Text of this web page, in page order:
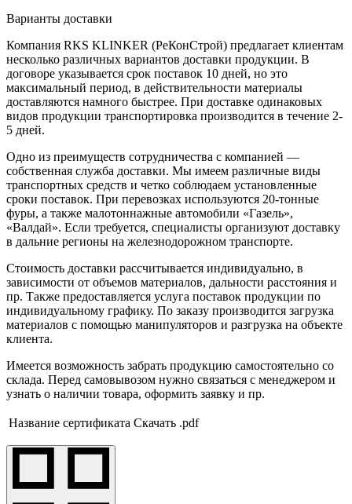
Варианты доставки
Компания RKS KLINKER (РеКонСтрой) предлагает клиентам
несколько различных вариантов доставки продукции. В
договоре указывается срок поставок 10 дней, но это
максимальный период, в действительности материалы
доставляются намного быстрее. При доставке одинаковых
видов продукции транспортировка производится в течение 2-
5 дней.
Одно из преимуществ сотрудничества с компанией —
собственная служба доставки. Мы имеем различные виды
транспортных средств и четко соблюдаем установленные
сроки поставок. При перевозках используются 20-тонные
фуры, а также малотоннажные автомобили «Газель»,
«Валдай». Если требуется, специалисты организуют доставку
в дальние регионы на железнодорожном транспорте.
Стоимость доставки рассчитывается индивидуально, в
зависимости от объемов материалов, дальности расстояния и
пр. Также предоставляется услуга поставок продукции по
индивидуальному графику. По заказу производится загрузка
материалов с помощью манипуляторов и разгрузка на объекте
клиента.
Имеется возможность забрать продукцию самостоятельно со
склада. Перед самовывозом нужно связаться с менеджером и
узнать о наличии товара, оформить заявку и пр.
Название сертификата Скачать .pdf